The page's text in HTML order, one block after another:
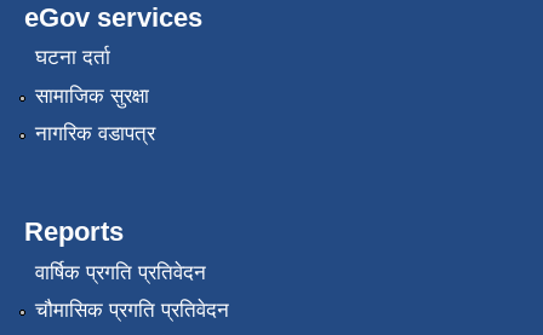
eGov services
घटना दर्ता
सामाजिक सुरक्षा
नागरिक वडापत्र
Reports
वार्षिक प्रगति प्रतिवेदन
चौमासिक प्रगति प्रतिवेदन